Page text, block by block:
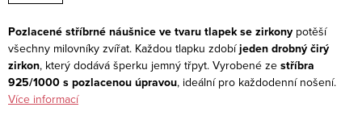
Pozlacené stříbrné náušnice ve tvaru tlapek se zirkony potěší
všechny milovníky zvířat. Každou tlapku zdobíjeden drobný čirý
zirkon, který dodává šperku jemný třpyt. Vyrobené ze stříbra
925/1000 s pozlacenou úpravou, ideální pro každodenní nošení.
Více informací